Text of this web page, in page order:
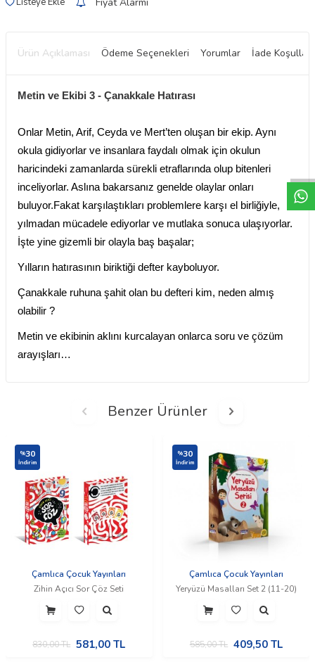
Ürün Açıklaması Ödeme Seçenekleri Yorumlar İade Koşulları
Metin ve Ekibi 3 - Çanakkale Hatırası
Onlar Metin, Arif, Ceyda ve Mert’ten oluşan bir ekip. Aynı
okula gidiyorlar ve insanlara faydalı olmak için okulun
haricindeki zamanlarda sürekli etraflarında olup bitenleri
inceliyorlar. Aslına bakarsanız genelde olaylar onları
buluyor.Fakat karşılaştıkları problemlere karşı el birliğiyle,
yılmadan mücadele ediyorlar ve mutlaka sonuca ulaşıyorlar.
İşte yine gizemli bir olayla baş başalar;
Yılların hatırasının biriktiği defter kayboluyor.
Çanakkale ruhuna şahit olan bu defteri kim, neden almış
olabilir ?
Metin ve ekibinin aklını kurcalayan onlarca soru ve çözüm
arayışları…
Benzer Ürünler
%30
İndirim
Çamlıca Çocuk Yayınları
Zihin Açıcı Sor Çöz Seti
830,00TL 581,00 TL
%30
İndirim
Çamlıca Çocuk Yayınları
Yeryüzü Masalları Set 2 (11-20)
585,00TL 409,50TL